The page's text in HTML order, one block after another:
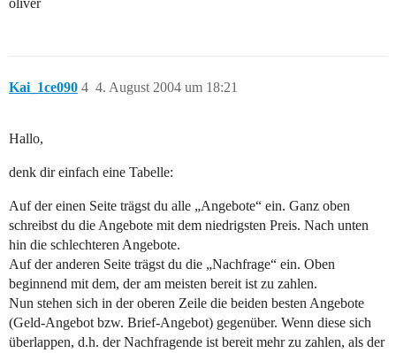
oliver
Kai_1ce090 4. August 2004 um 18:21
4
Hallo,
denk dir einfach eine Tabelle:
Auf der einen Seite trägst du alle „Angebote“ ein. Ganz oben
schreibst du die Angebote mit dem niedrigsten Preis. Nach unten
hin die schlechteren Angebote.
Auf der anderen Seite trägst du die „Nachfrage“ ein. Oben
beginnend mit dem, der am meisten bereit ist zu zahlen.
Nun stehen sich in der oberen Zeile die beiden besten Angebote
(Geld-Angebot bzw. Brief-Angebot) gegenüber. Wenn diese sich
überlappen, d.h. der Nachfragende ist bereit mehr zu zahlen, als der